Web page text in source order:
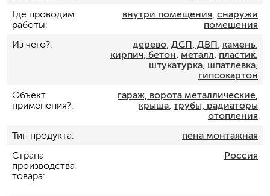
Где проводим
работы
внутри помещения снаружи
помещения
Из чего?
дерево, ДСП, ДВП камень,
кирпич, бетон металл пластик,
штукатурка, шпатлевка,
гипсокартон
Объект
применения?
гараж, ворота металлические,
крыша, трубы, радиаторы
отопления
Тип продукта
пена монтажная
Страна
производства
товара
Россия